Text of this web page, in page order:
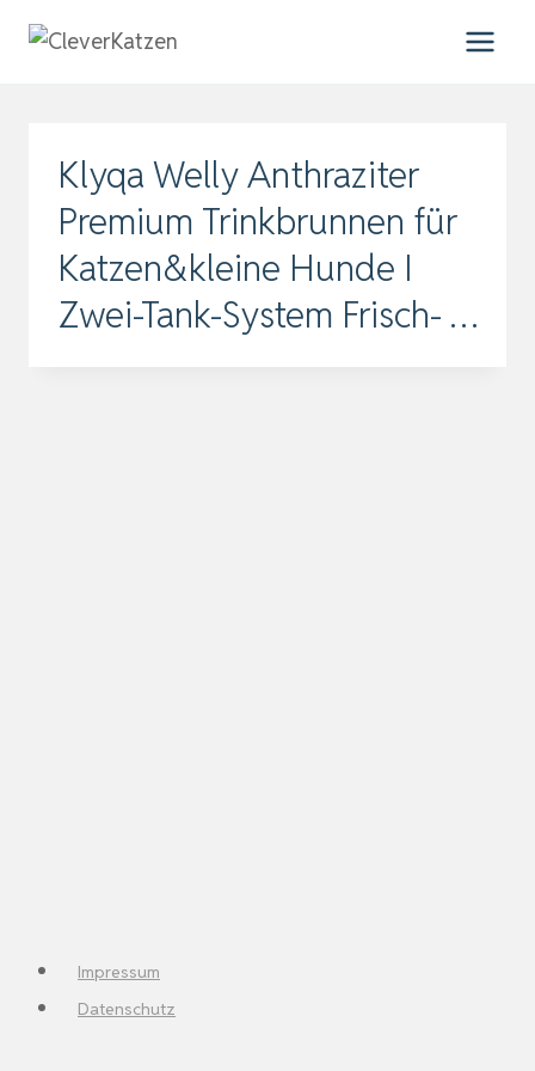
Inhalt
Klyqa Welly Anthraziter
Premium Trinkbrunnen für
Katzen&kleine Hunde I
Zwei-Tank-System Frisch- …
Impressum
Datenschutz